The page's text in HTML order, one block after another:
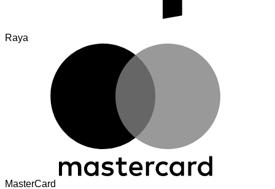
Raya
MasterCard